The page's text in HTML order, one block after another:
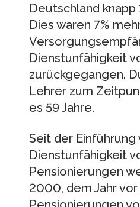
Deutschland
Dies waren 7%
Dienstunfähigkeit
zurückgegangen.
Lehrer zum
es 59 Jahre.
Seit der
Dienstunfähigkeit
Pensionierungen
2000, dem Jahr